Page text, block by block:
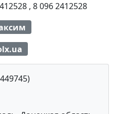
, 8 096 2412528